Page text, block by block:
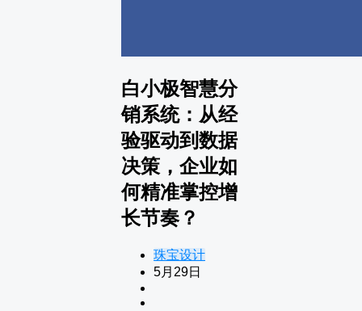
白小极智慧分
销系统：从经
验驱动到数据
决策，企业如
何精准掌控增
长节奏？
珠宝设计
5月29日